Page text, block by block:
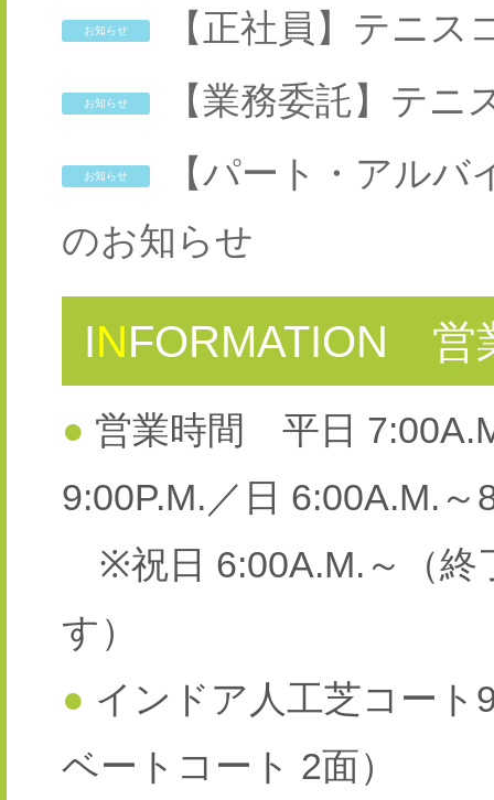
お知らせ 【正社員】テニ
お知らせ 【業務委託】テ
お知らせ
【パート・アル
のお知らせ
INFORMATION 営
● 営業時間 平日
9:00P.M.／日 6:00A.M.～
※祝日 6:00A.M.～（終
す）
● インドア人工芝コー
ベートコート 2面）